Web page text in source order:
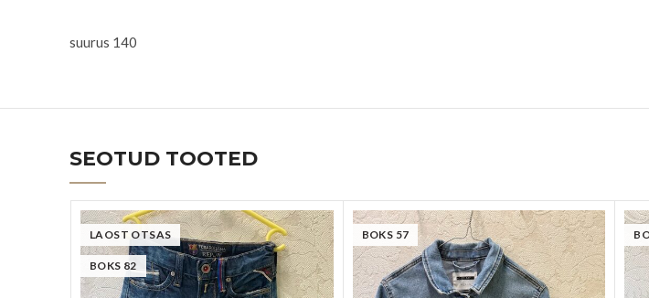
suurus 140
SEOTUD TOOTED
LAOST OTSAS
BOKS 82
BOKS 57